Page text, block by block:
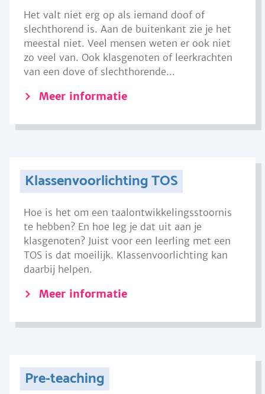
Het valt niet erg op als iemand doof of
slechthorend is. Aan de buitenkant zie je het
meestal niet. Veel mensen weten er ook niet
zo veel van. Ook klasgenoten of leerkrachten
van een dove of slechthorende...
Meer informatie
Klassenvoorlichting TOS
Hoe is het om een taalontwikkelingsstoornis
te hebben? En hoe leg je dat uit aan je
klasgenoten? Juist voor een leerling met een
TOS is dat moeilijk. Klassenvoorlichting kan
daarbij helpen.
Meer informatie
Pre-teaching